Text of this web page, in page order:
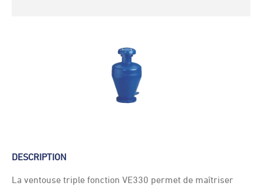
DESCRIPTION
La ventouse triple fonction VE330 permet de maîtriser